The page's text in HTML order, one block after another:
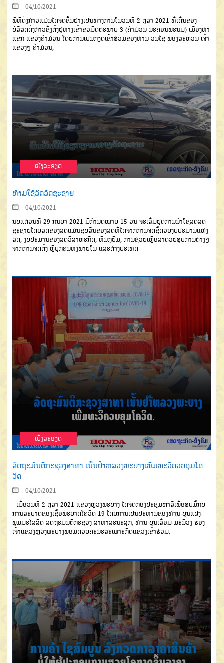
04/10/2021
ພິທີດັ່ງກ່າວແມ່ນໄດ້ຈັດຂຶ້ນຢ່າງເປັນທາງການໃນວັນທີ 2 ຕຸລາ 2021 ທີ່ເດີ່ນຂອງ
ບໍລິສັດດັ່ງກ່າວຊຶ່ງຕັ້ງຢູ່ທາງເຂົ້າຂົວມິດຕະພາບ 3 (ຄຳມ່ວນ-ນະຄອນພະນົມ) ເມືອງທ່າ
ແຂກ ແຂວງຄຳມ່ວນ ໂດຍການເປັນກຽດເຂົ້າຮ່ວມຂອງທ່ານ ວັນໄຊ ພອງສະຫວັນ ເຈົ້າ
ແຂວງໆ ຄຳມ່ວນ,
ເບີ່ງລະອຽດ
ຫ້າມໃຊ້ລົດລັດຊະຊາຍ
04/10/2021
ນັບແຕ່ວັນທີ 29 ກັນຍາ 2021 ມີກໍານົດໝາຍ 15 ວັນ ຈະເລີ່ມຢຸດການນໍາໃຊ້ລົດລັດ
ຊະຊາຍໂດຍລົດຂອງລັດແມ່ນຊັບສິນຂອງລັດທີ່ໄດ້ຈາກການຈັດຊື້ດ້ວຍງົບປະມານແຫ່ງ
ລັດ, ງົບປະມານຂອງລັດວິສາຫະກິດ, ທຶນກູ້ຢືມ, ການຊ່ວຍເຫຼືອລ້າດ້ວຍຮູບການຕ່າງໆ
ຈາກການຈັດຕັ້ງ ຫຼືບຸກຄົນທັງພາຍໃນ ແລະຕ່າງປະເທດ
ເບີ່ງລະອຽດ
ລັດຖະມົນຕີກະຊວງສາທາ ເນັ້ນຢໍ້າຫລວງພະບາງເພີ່ມທະວີຄວບຄຸມໂຄ
ວິດ
04/10/2021
ເມື່ອວັນທີ 2 ຕຸລາ 2021 ແຂວງຫຼວງພະບາງ ໄດ້ຈັດກອງປະຊຸມຫາລືເພື່ອຮັບມື້ກັບ
ການລະບາດຂອງເຊື້ອພະຍາດໂຄວິດ-19 ໂດຍການເປັນປະທານຂອງທ່ານ ບຸນແຝງ
ພູມມະໄລສິດ ລັດຖະມົນຕີກະຊວງ ສາທາລະນະສຸກ, ທ່ານ ບຸນເລື່ອມ ມະນີວົງ ຮອງ
ເຈົ້າແຂວງຫຼວງພະບາງພ້ອມດ້ວຍຄະນະສະເພາະກິດແຂວງເຂົ້າຮ່ວມ.